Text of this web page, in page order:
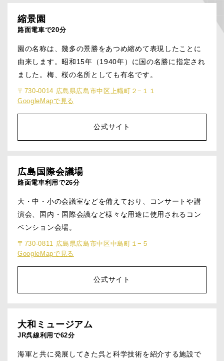
縮景園
路面電車で20分
園の名称は、幾多の景勝をあつめ縮めて表現したことに
由来します。昭和15年（1940年）に国の名勝に指定され
ました。梅、桜の名所としても有名です。
〒730-0014 広島県広島市中区上幟町２−１１
GoogleMapで見る
公式サイト
広島国際会議場
路面電車利用で26分
大・中・小の会議室などを備えており、コンサートや講
演会、国内・国際会議など様々な用途に使用されるコン
ベンション会場。
〒730-0811 広島県広島市中区中島町１−５
GoogleMapで見る
公式サイト
大和ミュージアム
JR呉線利用で62分
海軍と共に発展してきた呉と科学技術を紹介する施設で